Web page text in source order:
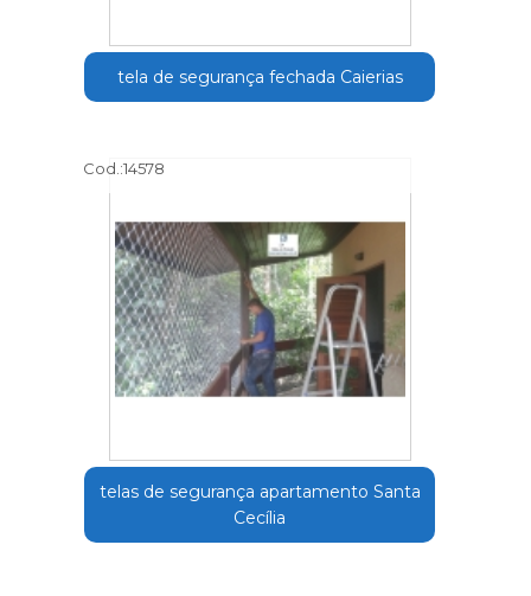
tela de segurança fechada Caierias
Cod.:14578
telas de segurança apartamento Santa
Cecília